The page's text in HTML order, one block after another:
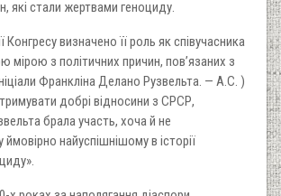
які стали жертвами геноциду.
Конгресу визначено її роль як співучасника
мірою з політичних причин, пов’язаних з
Франкліна Делано Рузвельта. — А.С. )
добрі відносини з СРСР,
брала участь, хоча й не
найуспішнішому в історії